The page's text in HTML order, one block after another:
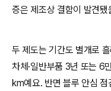
증은 제조상 결함이 발견됐
두 제도는 기간도 별개로
차체·일반부품 3년 또는 6
km예요. 반면 블루 안심